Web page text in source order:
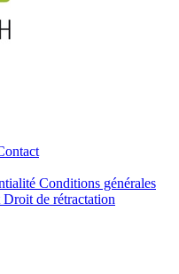
Conditions générales
Droit de rétractation